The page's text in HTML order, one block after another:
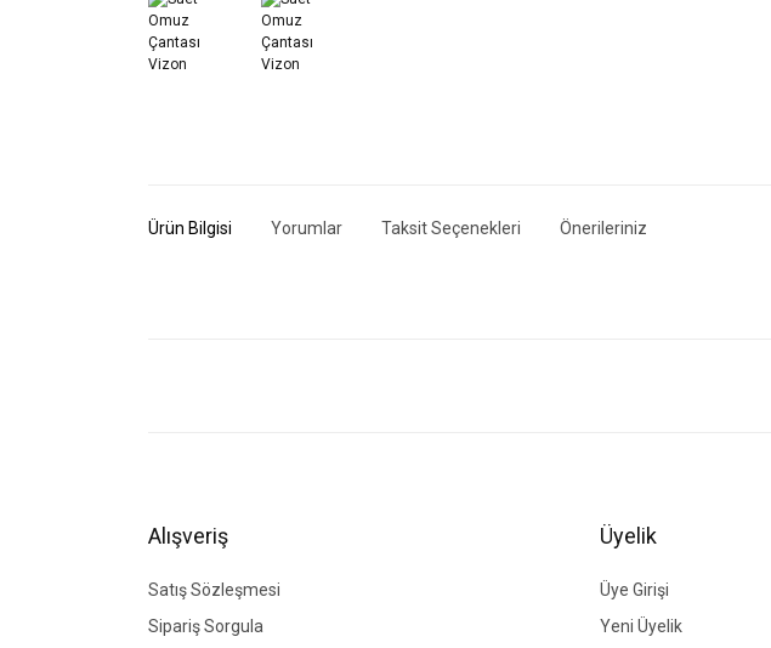
Ürün Bilgisi Yorumlar Taksit Seçenekleri Önerileriniz
Ürün fiyatı diğer sitelerden daha pahalı.
Bu ürüne benzer farklı alternatifler olmalı.
Alışveriş
Satış Sözleşmesi
Sipariş Sorgula
Üyelik
Üye Girişi
Yeni Üyelik